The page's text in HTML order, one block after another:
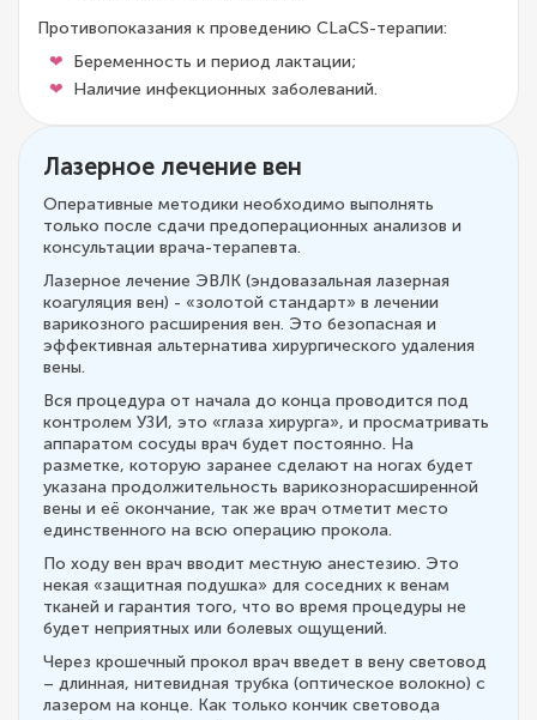
Противопоказания к проведению CLaCS-терапии:
Беременность и период лактации;
Наличие инфекционных заболеваний.
Лазерное лечение вен
Оперативные методики необходимо выполнять
только после сдачи предоперационных анализов и
консультации врача-терапевта.
Лазерное лечение ЭВЛК (эндовазальная лазерная
коагуляция вен) - «золотой стандарт» в лечении
варикозного расширения вен. Это безопасная и
эффективная альтернатива хирургического удаления
вены.
Вся процедура от начала до конца проводится под
контролем УЗИ, это «глаза хирурга», и просматривать
аппаратом сосуды врач будет постоянно. На
разметке, которую заранее сделают на ногах будет
указана продолжительность варикознорасширенной
вены и её окончание, так же врач отметит место
единственного на всю операцию прокола.
По ходу вен врач вводит местную анестезию. Это
некая «защитная подушка» для соседних к венам
тканей и гарантия того, что во время процедуры не
будет неприятных или болевых ощущений.
Через крошечный прокол врач введет в вену световод
– длинная, нитевидная трубка (оптическое волокно) с
лазером на конце. Как только кончик световода